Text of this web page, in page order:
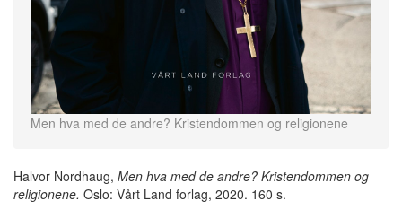
Men hva med de andre? Kristendommen og religionene
Halvor Nordhaug, Men hva med de andre? Kristendommen og
religionene. Oslo: Vårt Land forlag, 2020. 160 s.